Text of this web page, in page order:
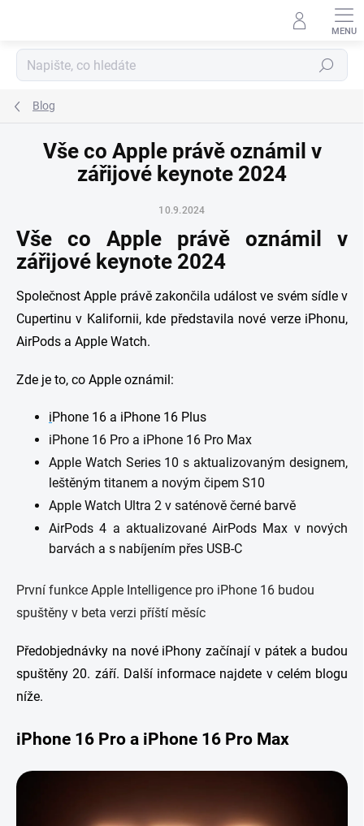
Hledat
Blog
Vše co Apple právě oznámil v
zářijové keynote 2024
10.9.2024
Vše co Apple právě oznámil v
zářijové keynote 2024
Společnost Apple právě zakončila událost ve svém sídle v
Cupertinu v Kalifornii, kde představila nové verze iPhonu,
AirPods a Apple Watch.
Zde je to, co Apple oznámil:
iPhone 16 a iPhone 16 Plus
iPhone 16 Pro a iPhone 16 Pro Max
Apple Watch Series 10 s aktualizovaným designem,
leštěným titanem a novým čipem S10
Apple Watch Ultra 2 v saténově černé barvě
AirPods 4 a aktualizované AirPods Max v nových
barvách a s nabíjením přes USB-C
První funkce Apple Intelligence pro iPhone 16 budou
spuštěny v beta verzi příští měsíc
Předobjednávky na nové iPhony začínají v pátek a budou
spuštěny 20. září. Další informace najdete v celém blogu
níže.
iPhone 16 Pro a iPhone 16 Pro Max